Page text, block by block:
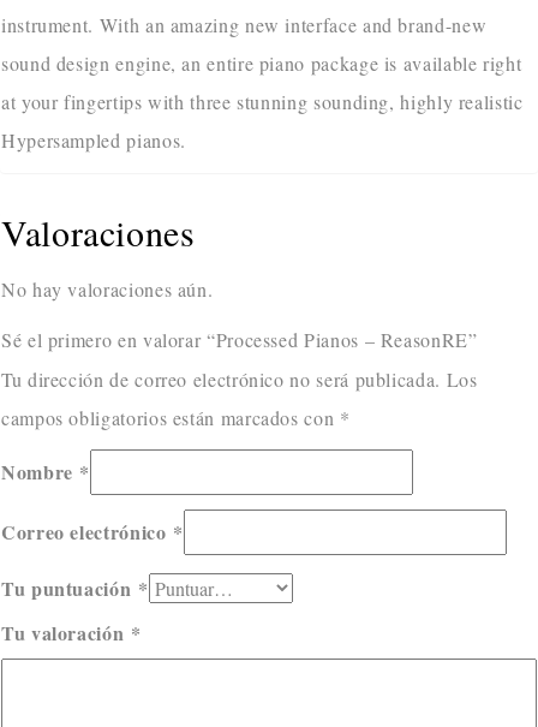
instrument. With an amazing new interface and brand-new
sound design engine, an entire piano package is available right
at your fingertips with three stunning sounding, highly realistic
Hypersampled pianos.
Valoraciones
No hay valoraciones aún.
Sé el primero en valorar “Processed Pianos – ReasonRE”
Tu dirección de correo electrónico no será publicada. Los
campos obligatorios están marcados con *
Nombre *
Correo electrónico *
Tu puntuación *
Tu valoración *